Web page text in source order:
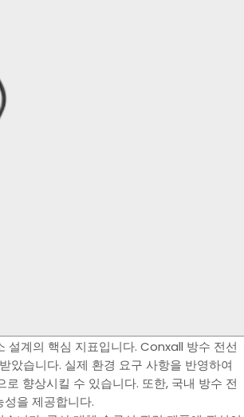
설계의 핵심 지표입니다. Conxall 방수 전선
았습니다. 실제 환경 요구 사항을 반영하여
향상시킬 수 있습니다. 또한, 국내 방수 전
을 제공합니다.